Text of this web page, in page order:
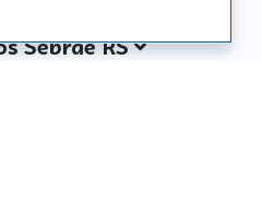
Sebrae RS